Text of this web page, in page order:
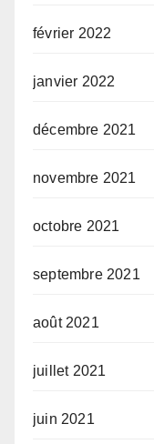
février 2022
janvier 2022
décembre 2021
novembre 2021
octobre 2021
septembre 2021
août 2021
juillet 2021
juin 2021